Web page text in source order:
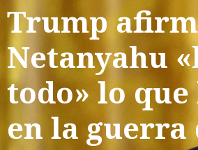
Trump
Netanyahu
todo» lo
en la guerra